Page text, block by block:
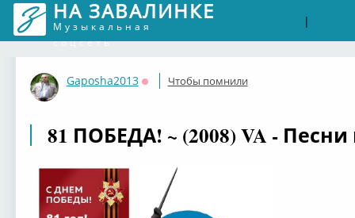
НА ЗАВАЛИНКЕ
Музыкальная
соцсеть
|
Gaposha2013
Оффлайн
Чтобы помнили
81 ПОБЕДА! ~ (2008) VA -